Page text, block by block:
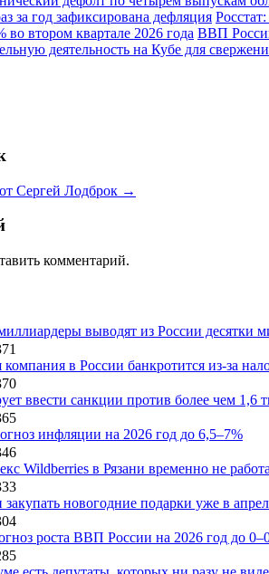
ВВП
Сергей Лодброк →
комментарий.
выводят из России десятки
компания в России банкротится из-за
ввести санкции против более чем 1,6
инфляции на 2026 год до 6,5–7%
Wildberries в Рязани временно не
новогодние подарки уже в
роста ВВП России на 2026 год до